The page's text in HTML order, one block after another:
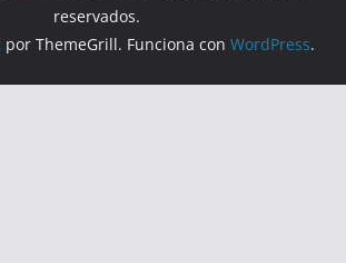
reservados.
por ThemeGrill. Funciona con WordPress.